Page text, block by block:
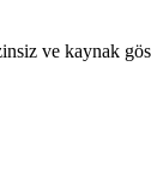
ve kaynak